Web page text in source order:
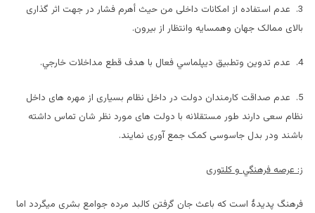
3. عدم استفاده از امکانات داخلی من حیث أهرم فشار در جهت اثر گذاری
بالای ممالک جهان وهمسایه وانتظار از بیرون.
4. عدم تدوين وتطبيق ديپلماسي فعال با هدف قطع مداخلات خارجي.
5. عدم صداقت کارمندان دولت در داخل نظام بسیاری از مهره های داخل
نظام سعی دارند طور مستقلانه با دولت های مورد نظر شان تماس داشته
باشند ودر بدل جاسوسی کمک جمع آوری نمایند.
ز:‌ عرصه فرهنگي و کلتوری
فرهنگ پدیدۀ است که باعث جان گرفتن کالبد مرده جوامع بشری میگردد اما